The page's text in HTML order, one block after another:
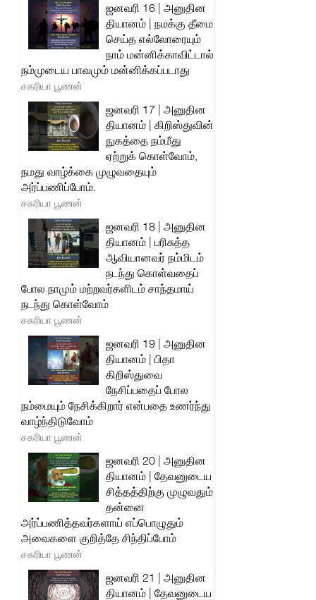
ஜனவரி 16 | அனுதின
தியானம் | நமக்கு தீமை
செய்த எல்லோரையும்
நாம் மன்னிக்காவிட்டால்
நம்முடைய பாவமும் மன்னிக்கப்படாது
சகரியா பூணன்
ஜனவரி 17 | அனுதின
தியானம் | கிறிஸ்துவின்
நுகத்தை நம்மீது
ஏற்றுக் கொள்வோம்,
நமது வாழ்க்கை முழுவதையும்
அர்ப்பணிப்போம்.
சகரியா பூணன்
ஜனவரி 18 | அனுதின
தியானம் | பரிசுத்த
ஆவியானவர் நம்மிடம்
நடந்து கொள்வதைப்
போல நாமும் மற்றவர்களிடம் சாந்தமாய்
நடந்து கொள்வோம்
சகரியா பூணன்
ஜனவரி 19 | அனுதின
தியானம் | பிதா
கிறிஸ்துவை
நேசிப்பதைப் போல
நம்மையும் நேசிக்கிறார் என்பதை உணர்ந்து
வாழ்ந்திடுவோம்
சகரியா பூணன்
ஜனவரி 20 | அனுதின
தியானம் | தேவனுடைய
சித்தத்திற்கு முழுவதும்
தன்னை
அர்ப்பணித்தவர்களாய் எப்பொழுதும்
அவைகளை குறித்தே சிந்திப்போம்
சகரியா பூணன்
ஜனவரி 21 | அனுதின
தியானம் | தேவனுடைய